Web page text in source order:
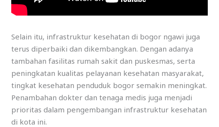
Selain itu, infrastruktur kesehatan di bogor ngawi juga
terus diperbaiki dan dikembangkan. Dengan adanya
tambahan fasilitas rumah sakit dan puskesmas, serta
peningkatan kualitas pelayanan kesehatan masyarakat,
tingkat kesehatan penduduk bogor semakin meningkat.
Penambahan dokter dan tenaga medis juga menjadi
prioritas dalam pengembangan infrastruktur kesehatan
di kota ini.